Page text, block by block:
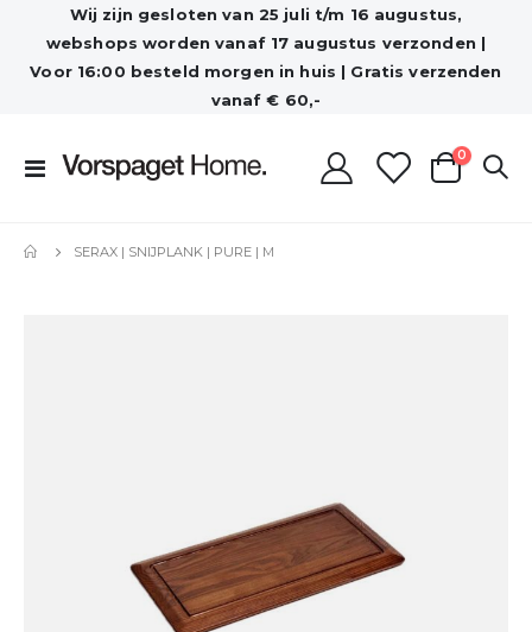
Wij zijn gesloten van 25 juli t/m 16 augustus,
webshops worden vanaf 17 augustus verzonden |
Voor 16:00 besteld morgen in huis | Gratis verzenden
vanaf € 60,-
Toggle
Cart
0producten
SERAX | SNIJPLANK | PURE | M